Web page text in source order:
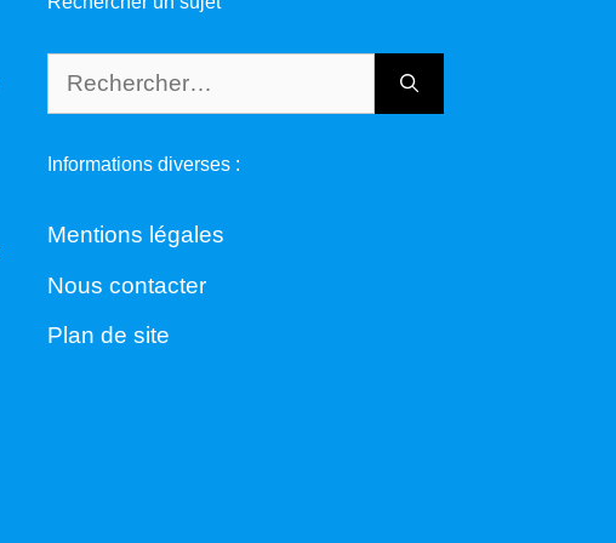
Rechercher :
Informations diverses :
Mentions légales
Nous contacter
Plan de site